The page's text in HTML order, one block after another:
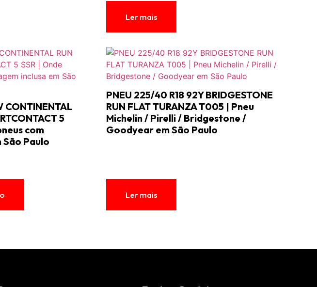
Ler mais
CONTINENTAL
5
com
São Paulo
PNEU 225/40 R18 92Y BRIDGESTONE
RUN FLAT TURANZA T005 | Pneu
Michelin / Pirelli / Bridgestone /
Goodyear em São Paulo
Ler mais